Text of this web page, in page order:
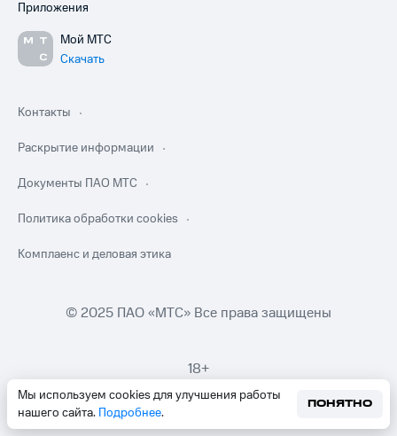
Мы используем cookies для улучшения работы
нашего сайта. Подробнее.
ПОНЯТНО
Приложения
Мой МТС
Скачать
Контакты
Раскрытие информации
Документы ПАО МТС
Политика обработки cookies
Комплаенс и деловая этика
© 2025 ПАО «МТС» Все права защищены
18+